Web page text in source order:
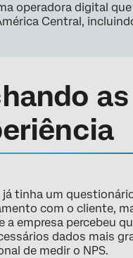
operadora digital
Central,
já tinha um
com o cliente,
a empresa percebeu
dados mais
de medir o NPS.